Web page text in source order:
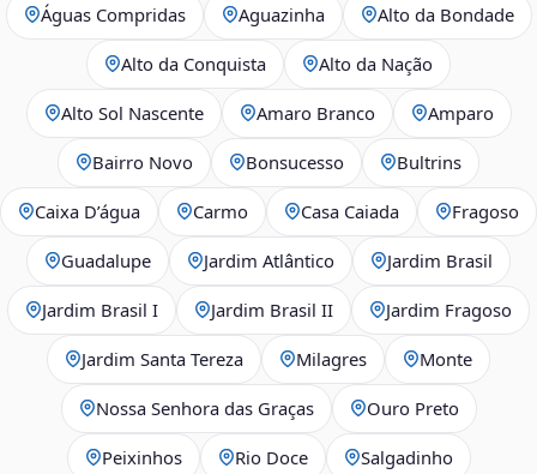
Águas Compridas Aguazinha Alto da Bondade
Alto da Conquista Alto da Nação
Alto Sol Nascente Amaro Branco Amparo
Bairro Novo Bonsucesso Bultrins
Caixa D’água Carmo Casa Caiada Fragoso
Guadalupe Jardim Atlântico Jardim Brasil
Jardim Brasil I Jardim Brasil II Jardim Fragoso
Jardim Santa Tereza Milagres Monte
Nossa Senhora das Graças Ouro Preto
Peixinhos Rio Doce Salgadinho